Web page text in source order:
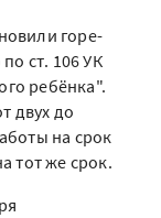
горе-
ст. 106 УК
ребёнка".
двух до
на срок
тот же срок.